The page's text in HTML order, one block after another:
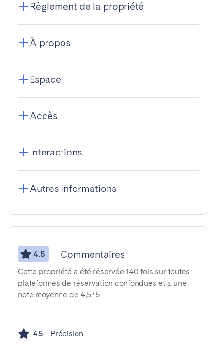
Règlement de la propriété
À propos
Espace
Accès
Interactions
Autres informations
4.5 Commentaires
Cette propriété a été réservée 140 fois sur toutes
plateformes de réservation confondues et a une
note moyenne de 4,5/5
4.5 Précision